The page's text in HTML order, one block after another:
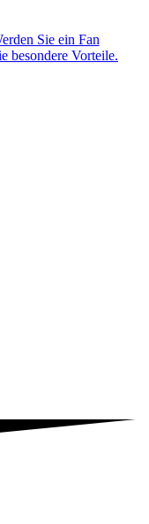
Sie ein Fan
besondere Vorteile.